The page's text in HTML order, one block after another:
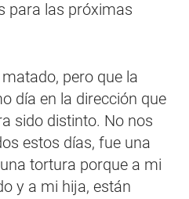
para las próximas
pero que la
día en la dirección que
sido distinto. No nos
estos días, fue una
tortura porque a mi
y a mi hija, están